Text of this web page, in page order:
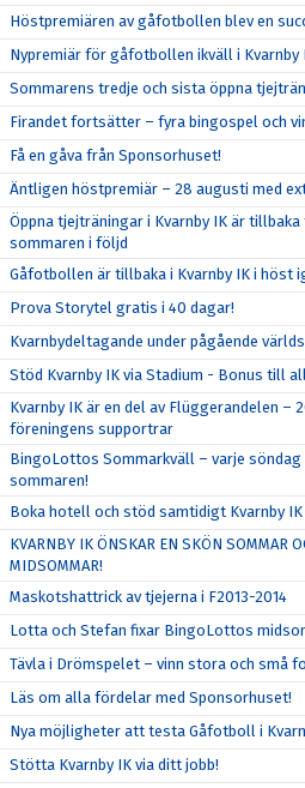
Höstpremiären av gåfotbollen blev en
Nypremiär för gåfotbollen ikväll i Kvarnby
Sommarens tredje och sista öppna
Firandet fortsätter – fyra bingospel och
Få en gåva från Sponsorhuset!
Äntligen höstpremiär – 28 augusti med
Öppna tjejträningar i Kvarnby IK är
sommaren i följd
Gåfotbollen är tillbaka i Kvarnby IK i höst
Prova Storytel gratis i 40 dagar!
Kvarnbydeltagande under pågående
Stöd Kvarnby IK via Stadium - Bonus till
Kvarnby IK är en del av Flüggerandelen –
föreningens supportrar
BingoLottos Sommarkväll – varje söndag
sommaren!
Boka hotell och stöd samtidigt Kvarnby IK
KVARNBY IK ÖNSKAR EN SKÖN SOMMAR
MIDSOMMAR!
Maskotshattrick av tjejerna i F2013-2014
Lotta och Stefan fixar BingoLottos
Tävla i Drömspelet – vinn stora och små
Läs om alla fördelar med Sponsorhuset!
Nya möjligheter att testa Gåfotboll i
Stötta Kvarnby IK via ditt jobb!